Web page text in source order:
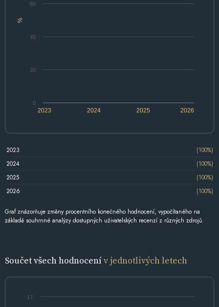
%
2024 2026
2023 2025
0
20
40
60
2023
(100%)
2024
(100%)
2025
(100%)
2026
(100%)
Graf znázorňuje změny procentního konečného hodnocení, vypočítaného na
základě souhrnné analýzy dostupných uživatelských recenzí z různých zdrojů.
Součet všech hodnocenív jednotlivých letech
17